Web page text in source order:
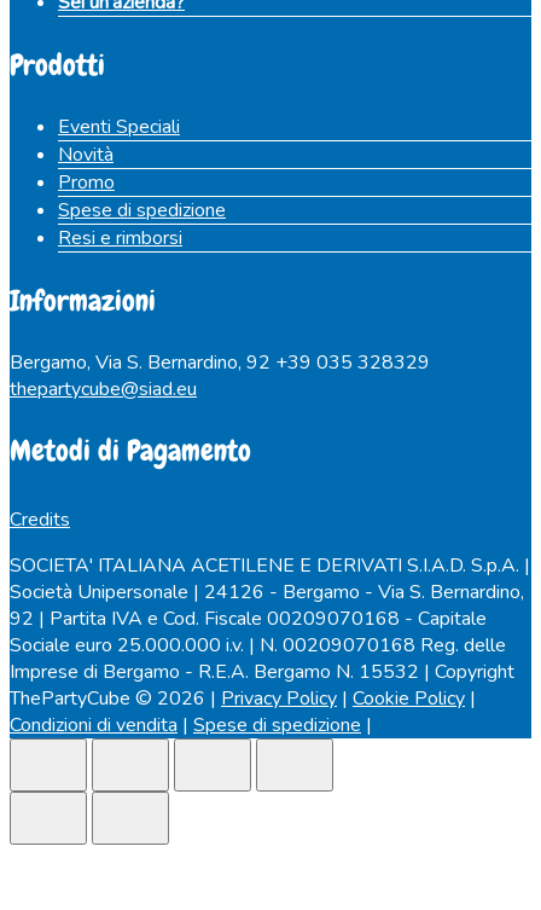
Prodotti
Eventi Speciali
Novità
Promo
Spese di spedizione
Resi e rimborsi
Informazioni
Bergamo, Via S. Bernardino, 92 +39 035 328329
thepartycube@siad.eu
Metodi di Pagamento
Credits
SOCIETA' ITALIANA ACETILENE E DERIVATI S.I.A.D. S.p.A. |
Società Unipersonale | 24126 - Bergamo - Via S. Bernardino,
92 | Partita IVA e Cod. Fiscale 00209070168 - Capitale
Sociale euro 25.000.000 i.v. | N. 00209070168 Reg. delle
Imprese di Bergamo - R.E.A. Bergamo N. 15532 | Copyright
ThePartyCube © 2026 | Privacy Policy | Cookie Policy |
Condizioni di vendita | Spese di spedizione |